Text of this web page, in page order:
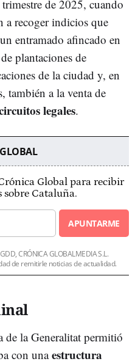
de 2025, cuando
a recoger indicios que
entramado afincado en
plantaciones de
de la ciudad y, en
también a la venta de
legales.
Global para recibir
Cataluña.
APUNTARME
CRÓNICA GLOBALMEDIA S.L.
de remitirle noticias de actualidad.
la Generalitat permitió
con unaestructura